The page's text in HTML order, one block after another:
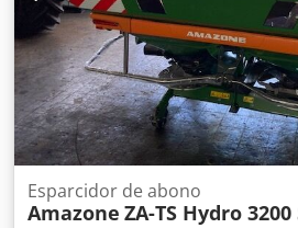
Sujeto a errores y venta previa.
Esparcidor de abono
Amazone ZA-TS Hydro